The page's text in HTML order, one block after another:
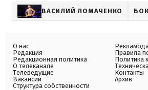
ВАСИЛИЙ ЛОМАЧЕНКО
О нас
Редакция
Редакционная политика
О телеканале
Телеведущие
Вакансии
Структура собственности
Правила
Политика
Контакты
Архив